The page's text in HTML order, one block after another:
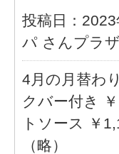
投稿日：
パ さんプラ
4月の月替わ
クバー付き
トソース ￥
（略）